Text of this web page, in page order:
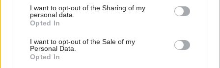
not limited to your visit or usage behaviour. You may click to
grant or deny consent to Google and its third-party tags to
use your data for below specified purposes in below Google
consent section.
I want to opt-out of the Sharing of my
personal data.
Opted In
I want to opt-out of the Sale of my
Personal Data.
Opted In
mnoho ďalších produktov určených pre stavebníctvo.
Príďte si k nám namixovať tú najlepšiu strechu pre Vás.
15 – 30 rokov v rokov v závislosti od typu povrchovej
úpravy. Životnosť našich krytín je však 40 – 60 rokov.